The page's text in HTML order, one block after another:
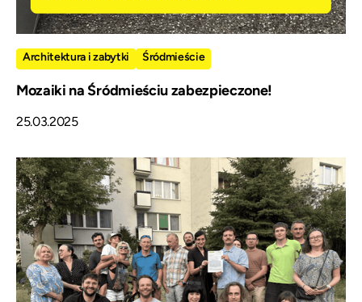
Architektura i zabytki Śródmieście
Mozaiki na Śródmieściu zabezpieczone!
25.03.2025